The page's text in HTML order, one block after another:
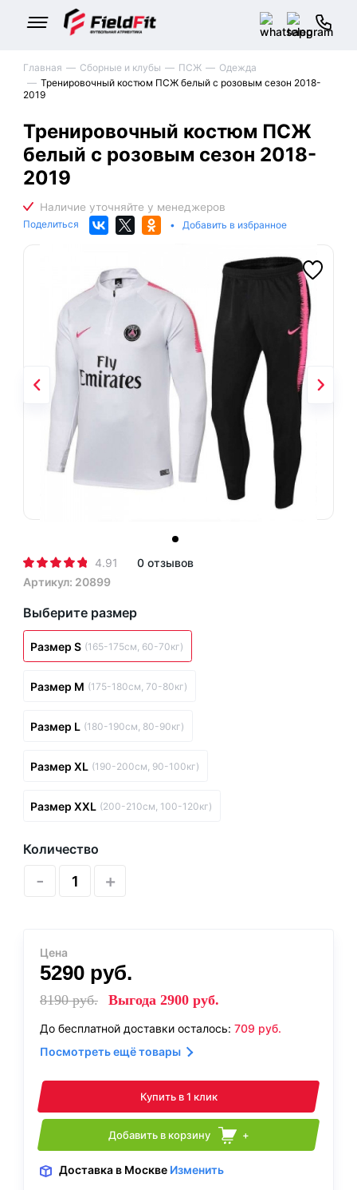
Главная Сборные и клубы ПСЖ
Одежда
Тренировочный костюм ПСЖ белый с розовым сезон 2018-
2019
Тренировочный костюм ПСЖ
белый с розовым сезон 2018-
2019
Поделиться • Добавить в избранное
4.91
0 отзывов
Артикул: 20899
Выберите размер
Размер S (165-175см, 60-70кг)
Размер M (175-180см, 70-80кг)
Размер L (180-190см, 80-90кг)
Размер XL (190-200см, 90-100кг)
Размер XXL (200-210см, 100-120кг)
Количество
- +
Цена
5290 руб.
8190руб. Выгода 2900 руб.
До бесплатной доставки осталось: 709 руб.
Посмотреть ещё товары
Купить в 1 клик
Добавить в корзину +
Доставка в Москве Изменить